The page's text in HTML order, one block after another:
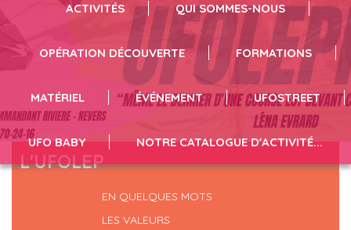
Revivez l'évènement en cliquant ici !
ACTIVITÉS QUI SOMMES-NOUS
OPÉRATION DÉCOUVERTE FORMATIONS
MATÉRIEL ÉVÉNEMENT UFOSTREET
UFO BABY NOTRE CATALOGUE D'ACTIVITÉ...
L'UFOLEP
EN QUELQUES MOTS
LES VALEURS